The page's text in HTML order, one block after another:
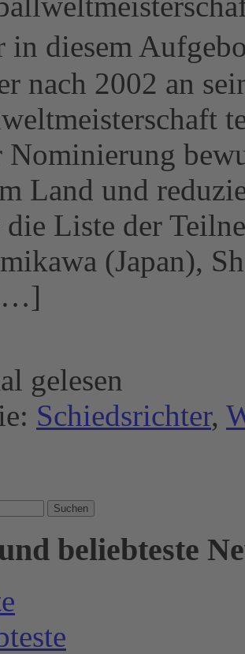
in diesem
nach 2002 an
Nominierung
Land und
Liste der
(Japan),
gelesen
Schiedsrichter,
beliebteste